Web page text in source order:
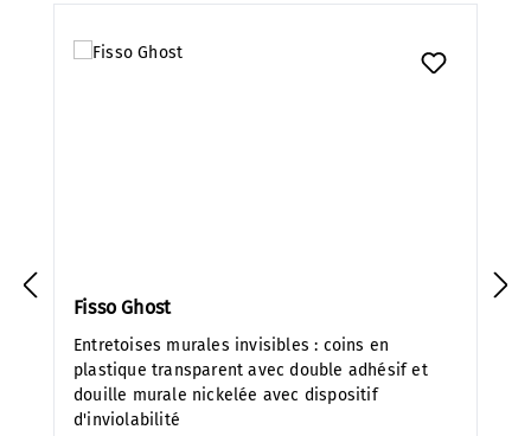
Fisso Ghost
Entretoises murales invisibles : coins en
plastique transparent avec double adhésif et
douille murale nickelée avec dispositif
d'inviolabilité